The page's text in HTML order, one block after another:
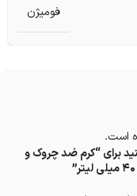
فومیژن
است.
برای “کرم ضد چروک و